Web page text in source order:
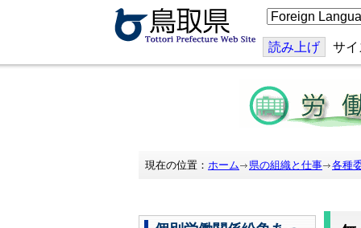
こ
の
ジ
を
訳
す
る
読み上げ サ
現在の位置： ホーム 県の組織と仕事 各種